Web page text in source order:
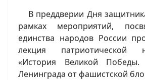
В преддверии Дня
рамках мероприятий,
единства народов России
лекция патриотической
«История Великой Победы.
Ленинграда от фашистской